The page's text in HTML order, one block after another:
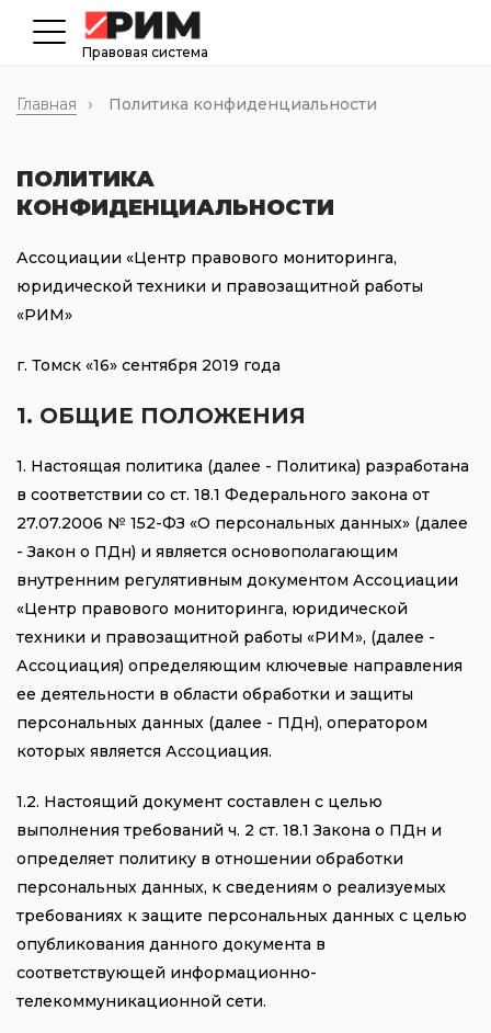
Правовая система
Главная Политика конфиденциальности
ПОЛИТИКА
КОНФИДЕНЦИАЛЬНОСТИ
Ассоциации «Центр правового мониторинга,
юридической техники и правозащитной работы
«РИМ»
г. Томск «16» сентября 2019 года
1. ОБЩИЕ ПОЛОЖЕНИЯ
1. Настоящая политика (далее - Политика) разработана
в соответствии со ст. 18.1 Федерального закона от
27.07.2006 № 152-ФЗ «О персональных данных» (далее
- Закон о ПДн) и является основополагающим
внутренним регулятивным документом Ассоциации
«Центр правового мониторинга, юридической
техники и правозащитной работы «РИМ», (далее -
Ассоциация) определяющим ключевые направления
ее деятельности в области обработки и защиты
персональных данных (далее - ПДн), оператором
которых является Ассоциация.
1.2. Настоящий документ составлен с целью
выполнения требований ч. 2 ст. 18.1 Закона о ПДн и
определяет политику в отношении обработки
персональных данных, к сведениям о реализуемых
требованиях к защите персональных данных с целью
опубликования данного документа в
соответствующей информационно-
телекоммуникационной сети.